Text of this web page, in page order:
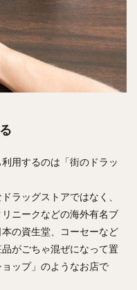
用するのは「街のドラッ
ラッグストアではなく、
ニークなどの海外有名ブ
の資生堂、コーセーなど
がごちゃ混ぜになって置
ップ」のようなお店で